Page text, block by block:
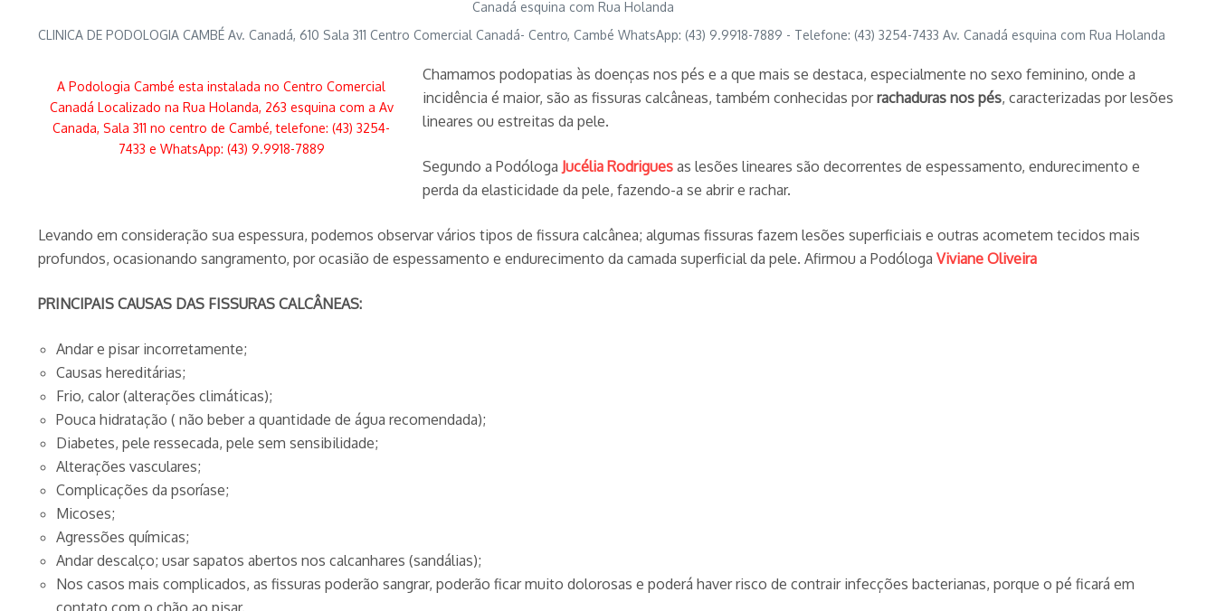
CLINICA DE PODOLOGIA CAMBÉ Av. Canadá, 610 Sala 311 Centro Comercial Canadá- Centro, Cambé WhatsApp: (43) 9.9918-7889 - Telefone: (43) 3254-7433 Av. Canadá esquina com Rua Holanda
A Podologia Cambé esta instalada no Centro Comercial
Canadá Localizado na Rua Holanda, 263 esquina com a Av
Canada, Sala 311 no centro de Cambé, telefone: (43) 3254-
7433 e WhatsApp: (43) 9.9918-7889
Chamamos podopatias às doenças nos pés e a que mais se destaca, especialmente no sexo feminino, onde a
incidência é maior, são as fissuras calcâneas, também conhecidas porrachaduras nos pés, caracterizadas por lesões
lineares ou estreitas da pele.
Segundo a Podóloga Jucélia Rodrigues as lesões lineares são decorrentes de espessamento, endurecimento e
perda da elasticidade da pele, fazendo-a se abrir e rachar.
Levando em consideração sua espessura, podemos observar vários tipos de fissura calcânea; algumas fissuras fazem lesões superficiais e outras acometem tecidos mais
profundos, ocasionando sangramento, por ocasião de espessamento e endurecimento da camada superficial da pele. Afirmou a Podóloga Viviane Oliveira
PRINCIPAIS CAUSAS DAS FISSURAS CALCÂNEAS:
Andar e pisar incorretamente;
Causas hereditárias;
Frio, calor (alterações climáticas);
Pouca hidratação ( não beber a quantidade de água recomendada);
Diabetes, pele ressecada, pele sem sensibilidade;
Alterações vasculares;
Complicações da psoríase;
Micoses;
Agressões químicas;
Andar descalço; usar sapatos abertos nos calcanhares (sandálias);
Nos casos mais complicados, as fissuras poderão sangrar, poderão ficar muito dolorosas e poderá haver risco de contrair infecções bacterianas, porque o pé ficará em
contato com o chão ao pisar.